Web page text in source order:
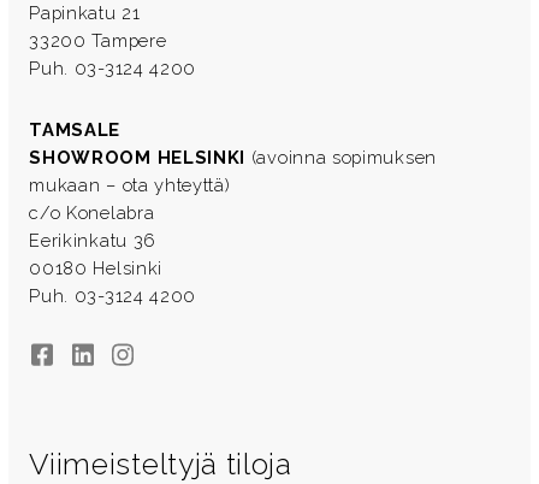
Papinkatu 21
33200 Tampere
Puh. 03-3124 4200
TAMSALE
SHOWROOM HELSINKI (avoinna sopimuksen
mukaan – ota yhteyttä)
c/o Konelabra
Eerikinkatu 36
00180 Helsinki
Puh. 03-3124 4200
FacebookLinkedInInstagram
Viimeisteltyjä tiloja